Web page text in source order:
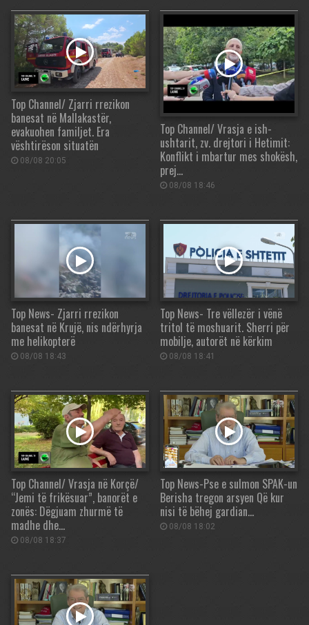
Top Channel/ Zjarri rrezikon
banesat në Mallakastër,
evakuohen familjet. Era
vështirëson situatën
08/08 20:05
Top Channel/ Vrasja e ish-
ushtarit, zv. drejtori i Hetimit:
Konflikt i mbartur mes shokësh,
prej…
08/08 18:46
Top News- Zjarri rrezikon
banesat në Krujë, nis ndërhyrja
me helikopterë
08/08 18:43
Top News- Tre vëllezër i vënë
tritol të moshuarit. Sherri për
mobilje, autorët në kërkim
08/08 18:41
Top Channel/ Vrasja në Korçë/
“Jemi të frikësuar”, banorët e
zonës: Dëgjuam zhurmë të
madhe dhe…
08/08 18:37
Top News-Pse e sulmon SPAK-un
Berisha tregon arsyen Që kur
nisi të bëhej gardian…
08/08 18:02